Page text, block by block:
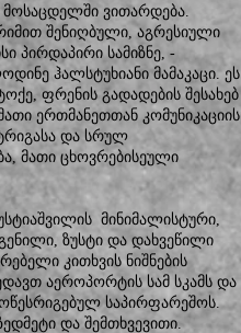
ვითარდება.
შენიღბული, აგრესიული
პირდაპირი სამიზნე, -
ჰალსტუხიანი მამაკაცი. ეს
ფრენის გადადების შესახებ
ერთმანეთთან კომუნიკაციის
და სრულ
მათი ცხოვრებისეული
მინიმალისტური,
ზუსტი და დახვეწილი
კითხვის ნიშნების
აეროპორტის სამ სკამს და
საპირფარეშოს.
და შემთხვევითი.